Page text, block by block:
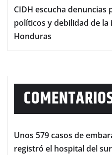
CIDH escucha denuncias
políticos y debilidad de
Honduras
Unos 579 casos de
registró el hospital del